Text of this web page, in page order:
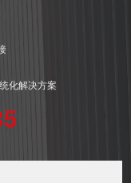
化解决方案